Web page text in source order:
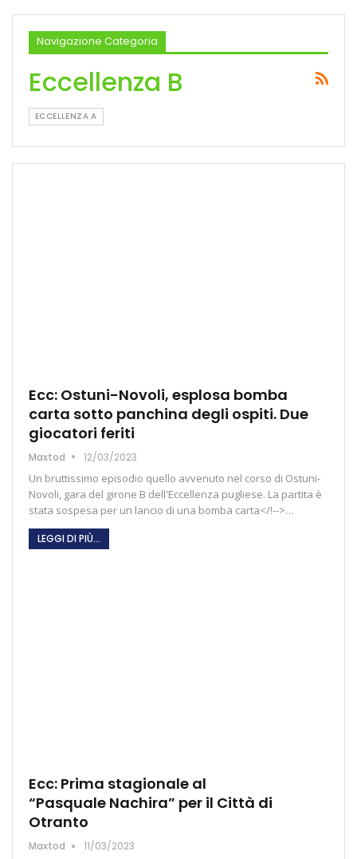
Navigazione Categoria
Eccellenza B
ECCELLENZA A
Ecc: Ostuni-Novoli, esplosa bomba
carta sotto panchina degli ospiti. Due
giocatori feriti
Maxtod 12/03/2023
Un bruttissimo episodio quello avvenuto nel corso di Ostuni-
Novoli, gara del girone B dell'Eccellenza pugliese. La partita è
stata sospesa per un lancio di una bomba carta</!-->…
LEGGI DI PIÙ...
Ecc: Prima stagionale al
“Pasquale Nachira” per il Città di
Otranto
Maxtod 11/03/2023